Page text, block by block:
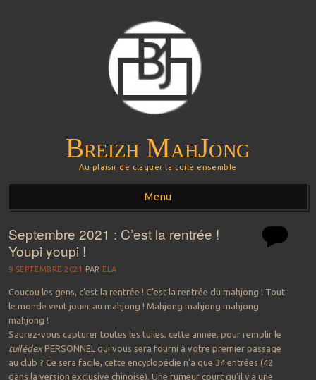
Breizh MahJong
Au plaisir de claquer la tuile ensemble
Menu
Aller au contenu principal
Septembre 2021 : C’est la rentrée !
Youpi youpi !
9 SEPTEMBRE 2021 PAR ELA
Coucou les gens, c’est la rentrée ! C’est la rentrée du mahjong ! Tout
le monde veut jouer au mahjong ! Mahjong mahjong mahjong
mahjong !
Saurez-vous capturer toutes les tuiles, cette année, pour remplir le
tuilédexPERSONNEL qui vous sera fourni à votre premier passage
au club ? Ce sera facile, cette encyclopédie n’a que 34 entrées (42
dans la version exclusive chinoise). Une rumeur court qu’il y a une